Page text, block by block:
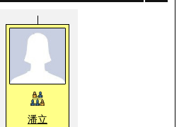
潘立